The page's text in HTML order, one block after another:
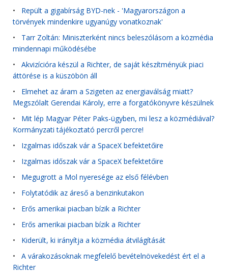
• Repült a gigabírság BYD-nek - 'Magyarországon a
törvények mindenkire ugyanúgy vonatkoznak'
• Tarr Zoltán: Miniszterként nincs beleszólásom a közmédia
mindennapi működésébe
• Akvizícióra készül a Richter, de saját készítményük piaci
áttörése is a küszöbön áll
• Elmehet az áram a Szigeten az energiaválság miatt?
Megszólalt Gerendai Károly, erre a forgatókönyvre készülnek
• Mit lép Magyar Péter Paks-ügyben, mi lesz a közmédiával?
Kormányzati tájékoztató percről percre!
• Izgalmas időszak vár a SpaceX befektetőire
• Izgalmas időszak vár a SpaceX befektetőire
• Megugrott a Mol nyeresége az első félévben
• Folytatódik az áreső a benzinkutakon
• Erős amerikai piacban bízik a Richter
• Erős amerikai piacban bízik a Richter
• Kiderült, ki irányítja a közmédia átvilágítását
• A várakozásoknak megfelelő bevételnövekedést ért el a
Richter